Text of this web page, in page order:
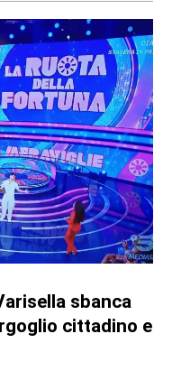
sbanca
cittadino e